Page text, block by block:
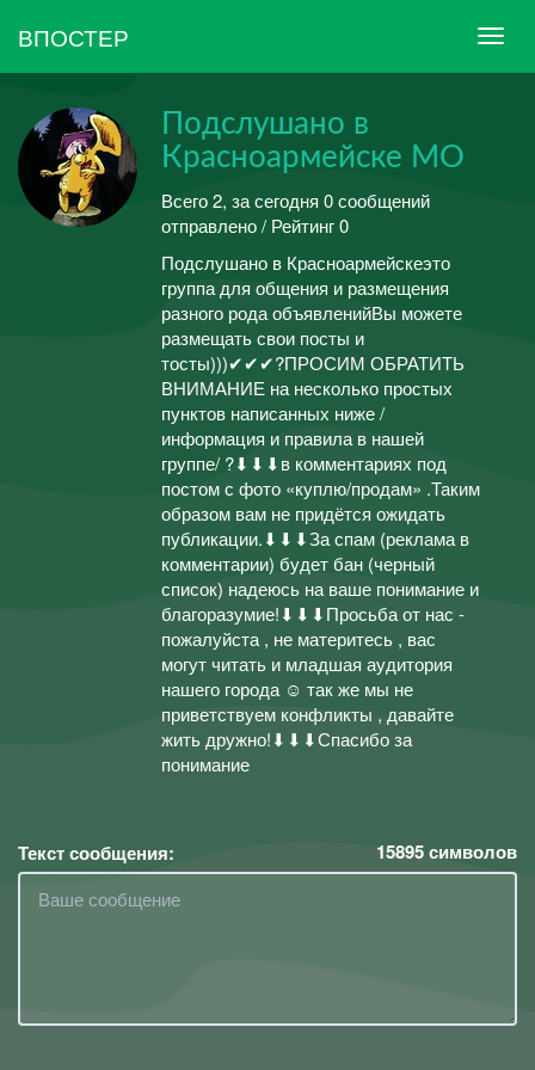
ВПОСТЕР
Подслушано в
Красноармейске МО
Всего 2, за сегодня 0 сообщений
отправлено / Рейтинг 0
Подслушано в Красноармейскеэто
группа для общения и размещения
разного рода объявленийВы можете
размещать свои посты и
тосты)))✔✔✔?ПРОСИМ ОБРАТИТЬ
ВНИМАНИЕ на несколько простых
пунктов написанных ниже /
информация и правила в нашей
группе/ ?⬇⬇⬇в комментариях под
постом с фото «куплю/продам» .Таким
образом вам не придётся ожидать
публикации.⬇⬇⬇За спам (реклама в
комментарии) будет бан (черный
список) надеюсь на ваше понимание и
благоразумие!⬇⬇⬇Просьба от нас -
пожалуйста , не материтесь , вас
могут читать и младшая аудитория
нашего города ☺ так же мы не
приветствуем конфликты , давайте
жить дружно!⬇⬇⬇Спасибо за
понимание
Текст сообщения: 15895символов